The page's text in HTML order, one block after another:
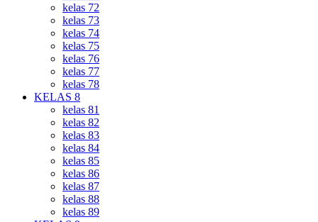
kelas 72
kelas 73
kelas 74
kelas 75
kelas 76
kelas 77
kelas 78
KELAS 8
kelas 81
kelas 82
kelas 83
kelas 84
kelas 85
kelas 86
kelas 87
kelas 88
kelas 89